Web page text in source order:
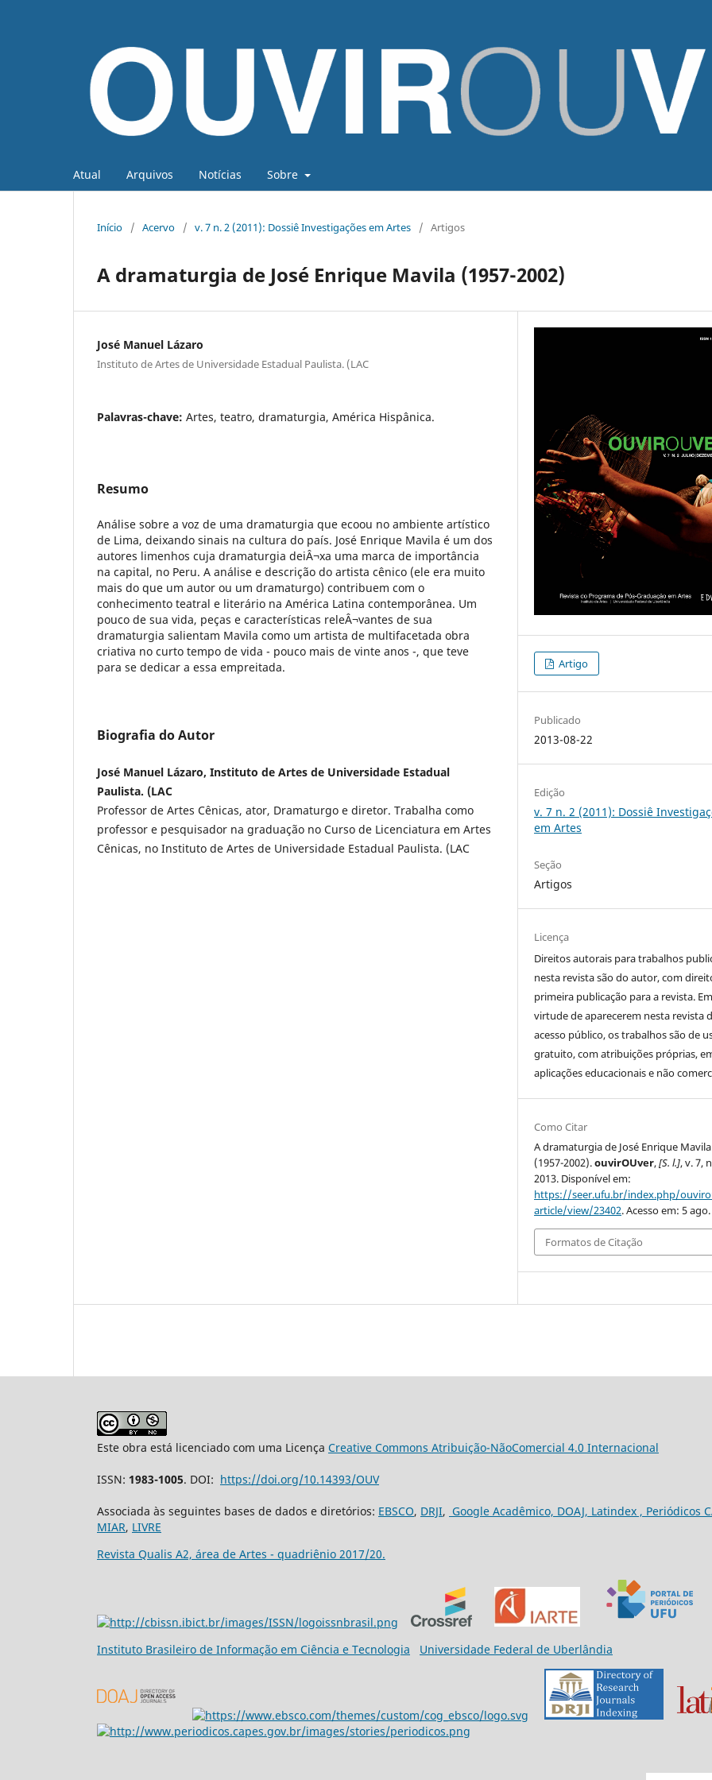
Atual Arquivos Notícias Sobre
Início / Acervo / v. 7 n. 2 (2011): Dossiê Investigações em Artes / Artigos
A dramaturgia de José Enrique Mavila (1957-2002)
José Manuel Lázaro
Instituto de Artes de Universidade Estadual Paulista. (LAC
Palavras-chave: Artes, teatro, dramaturgia, América Hispânica.
Resumo
Análise sobre a voz de uma dramaturgia que ecoou no ambiente artístico
de Lima, deixando sinais na cultura do país. José Enrique Mavila é um dos
autores limenhos cuja dramaturgia deiÂ¬xa uma marca de importância
na capital, no Peru. A análise e descrição do artista cênico (ele era muito
mais do que um autor ou um dramaturgo) contribuem com o
conhecimento teatral e literário na América Latina contemporânea. Um
pouco de sua vida, peças e características releÂ¬vantes de sua
dramaturgia salientam Mavila como um artista de multifacetada obra
criativa no curto tempo de vida - pouco mais de vinte anos -, que teve
para se dedicar a essa empreitada.
Biografia do Autor
José Manuel Lázaro, Instituto de Artes de Universidade Estadual
Paulista. (LAC
Professor de Artes Cênicas, ator, Dramaturgo e diretor. Trabalha como
professor e pesquisador na graduação no Curso de Licenciatura em Artes
Cênicas, no Instituto de Artes de Universidade Estadual Paulista. (LAC
Artigo
Publicado
2013-08-22
Edição
v. 7 n. 2 (2011): Dossiê
em Artes
Seção
Artigos
Licença
Direitos autorais para trabalhos
nesta revista são do autor, com
primeira publicação para a revista. Em
virtude de aparecerem nesta revista
acesso público, os trabalhos são de
gratuito, com atribuições próprias,
aplicações educacionais e não
Como Citar
A dramaturgia de José Enrique Mavila
(1957-2002).ouvirOUver,[S. l.], v. 7,
2013. Disponível em:
https://seer.ufu.br/index.php/
article/view/23402. Acesso em: 5
Formatos de Citação
Este obra está licenciado com uma Licença Creative Commons Atribuição-NãoComercial 4.0 Internacional
ISSN: 1983-1005. DOI: https://doi.org/10.14393/OUV
Associada às seguintes bases de dados e diretórios: EBSCO, DRJI, Google Acadêmico, DOAJ, Latindex , Periódicos
MIAR, LIVRE
Revista Qualis A2, área de Artes - quadriênio 2017/20.
Instituto Brasileiro de Informação em Ciência e Tecnologia Universidade Federal de Uberlândia